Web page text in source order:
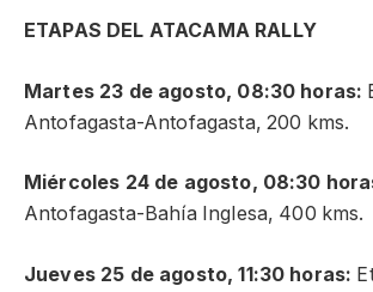
ETAPAS DEL ATACAMA RALLY
Martes 23 de agosto, 08:30 horas:
Antofagasta-Antofagasta, 200 kms.
Miércoles 24 de agosto, 08:30
Antofagasta-Bahía Inglesa, 400 kms.
Jueves 25 de agosto, 11:30 horas: